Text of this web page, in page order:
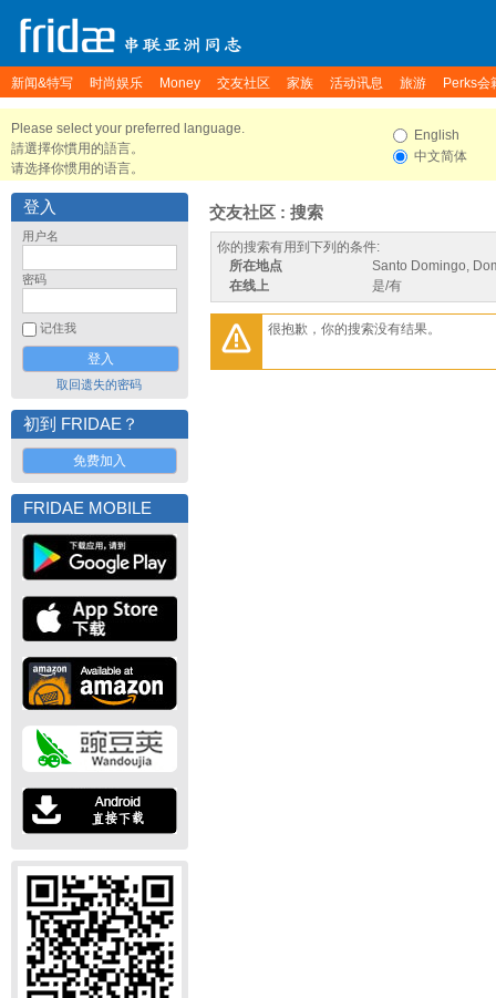
新闻&特写 时尚娱乐 Money 交友社区 家族 活动讯息 旅游 Perks会
Please select your preferred language.
請選擇你慣用的語言。
请选择你惯用的语言。
English
中文简体
登入
用户名
密码
记住我
取回遗失的密码
初到 FRIDAE？
免费加入
FRIDAE MOBILE
交友社区 : 搜索
你的搜索有用到下列的条件:
所在地点
Santo Domingo,
在线上
是/有
很抱歉，你的搜索没有结果。